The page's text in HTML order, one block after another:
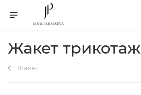
Жакет трикотаж
Жакет